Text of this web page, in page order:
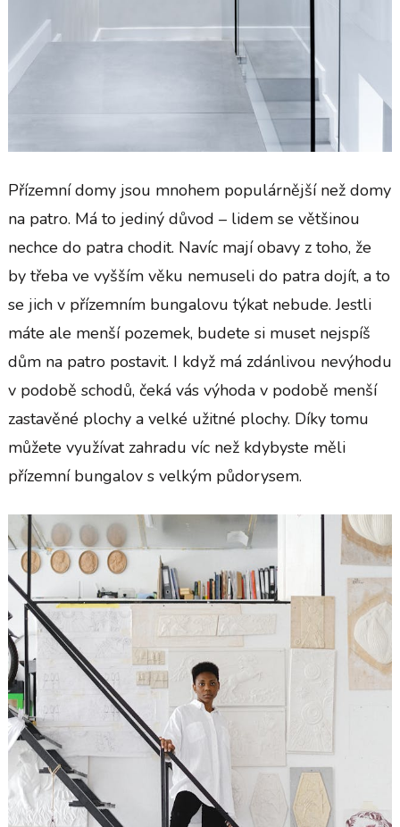
Přízemní domy jsou mnohem populárnější než domy
na patro. Má to jediný důvod – lidem se většinou
nechce do patra chodit. Navíc mají obavy z toho, že
by třeba ve vyšším věku nemuseli do patra dojít, a to
se jich v přízemním bungalovu týkat nebude. Jestli
máte ale menší pozemek, budete si muset nejspíš
dům na patro postavit. I když má zdánlivou nevýhodu
v podobě schodů, čeká vás výhoda v podobě menší
zastavěné plochy a velké užitné plochy. Díky tomu
můžete využívat zahradu víc než kdybyste měli
přízemní bungalov s velkým půdorysem.